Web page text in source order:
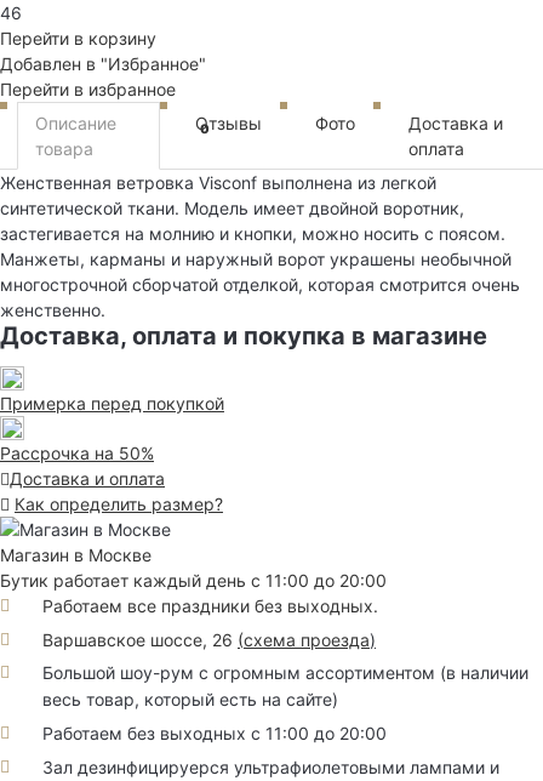
46
Перейти в корзину
Добавлен в "Избранное"
Перейти в избранное
Описание
товара
Отзывы
0 Фото
Доставка и
оплата
Женственная ветровка Visconf выполнена из легкой
синтетической ткани. Модель имеет двойной воротник,
застегивается на молнию и кнопки, можно носить с поясом.
Манжеты, карманы и наружный ворот украшены необычной
многострочной сборчатой отделкой, которая смотрится очень
женственно.
Доставка, оплата и покупка в магазине
Примерка перед покупкой
Рассрочка на 50%
Доставка и оплата
Как определить размер?
Магазин в Москве
Бутик работает каждый день с 11:00 до 20:00
Работаем все праздники без выходных.
Варшавское шоссе, 26 (схема проезда)
Большой шоу-рум с огромным ассортиментом (в наличии
весь товар, который есть на сайте)
Работаем без выходных с 11:00 до 20:00
Зал дезинфицируерся ультрафиолетовыми лампами и